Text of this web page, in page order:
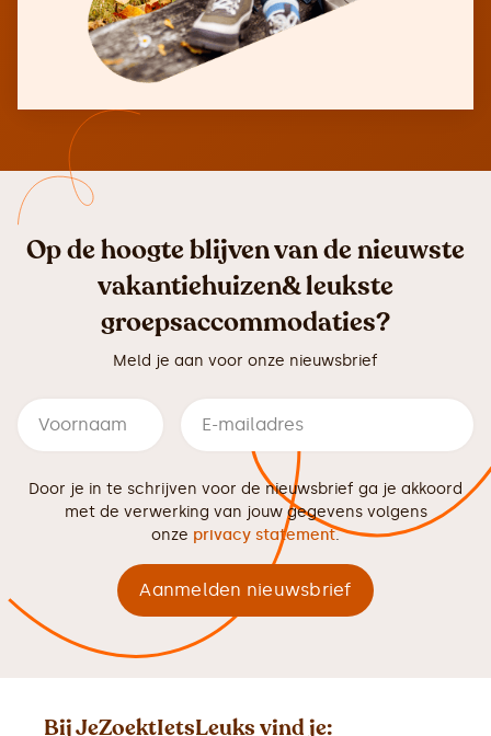
Op de hoogte blijven van de nieuwste
vakantiehuizen& leukste
groepsaccommodaties?
Meld je aan voor onze nieuwsbrief
Door je in te schrijven voor de nieuwsbrief ga je akkoord
met de verwerking van jouw gegevens volgens
onze privacy statement.
Bij JeZoektIetsLeuks vind je: